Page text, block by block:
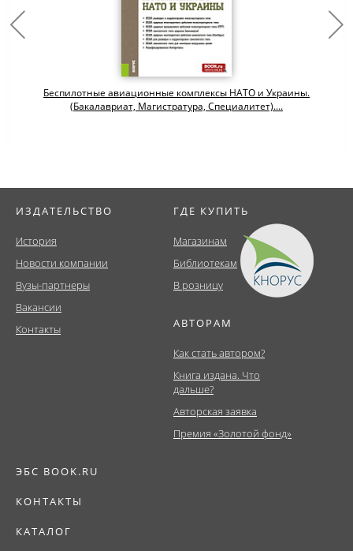
Беспилотные авиационные комплексы НАТО и Украины.
(Бакалавриат, Магистратура, Специалитет)....
ИЗДАТЕЛЬСТВО
История
Новости компании
Вузы-партнеры
Вакансии
Контакты
ГДЕ КУПИТЬ
Магазинам
Библиотекам
В розницу
АВТОРАМ
Как стать автором?
Книга издана. Что
дальше?
Авторская заявка
Премия «Золотой фонд»
ЭБС BOOK.RU
КОНТАКТЫ
КАТАЛОГ